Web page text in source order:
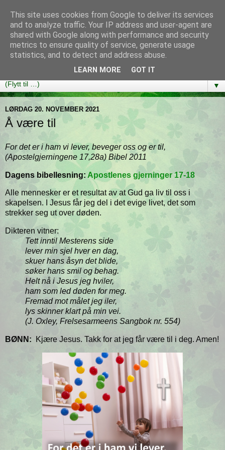
Bibelutfordringen
En bibelleseplan som hjelper deg med å lese gjennom hele
Bibelen på ett år!
▼
LØRDAG 20. NOVEMBER 2021
Å være til
For det er i ham vi lever, beveger oss og er til,
(Apostelgjerningene 17,28a) Bibel 2011
Dagens bibellesning: Apostlenes gjerninger 17-18
Alle mennesker er et resultat av at Gud ga liv til oss i
skapelsen. I Jesus får jeg del i det evige livet, det som
strekker seg ut over døden.
Dikteren vitner:
Tett inntil Mesterens side
lever min sjel hver en dag,
skuer hans åsyn det blide,
søker hans smil og behag.
Helt nå i Jesus jeg hviler,
ham som led døden for meg.
Fremad mot målet jeg iler,
lys skinner klart på min vei.
(J. Oxley, Frelsesarmeens Sangbok nr. 554)
BØNN: Kjære Jesus. Takk for at jeg får være til i deg. Amen!
This site uses cookies from Google to deliver its services
and to analyze traffic. Your IP address and user-agent are
shared with Google along with performance and security
metrics to ensure quality of service, generate usage
statistics, and to detect and address abuse.
LEARN MORE GOT IT